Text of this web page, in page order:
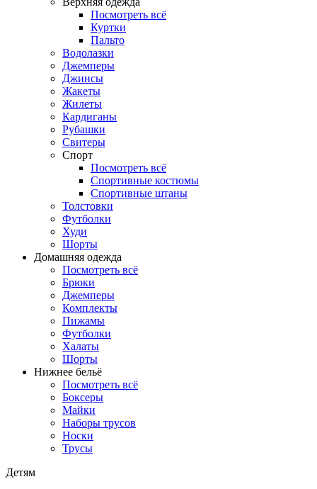
Посмотреть всё
Куртки
Пальто
Водолазки
Джемперы
Джинсы
Жакеты
Жилеты
Кардиганы
Рубашки
Свитеры
Спорт
Посмотреть всё
Спортивные костюмы
Спортивные штаны
Толстовки
Футболки
Худи
Шорты
Домашняя одежда
Посмотреть всё
Брюки
Джемперы
Комплекты
Пижамы
Футболки
Халаты
Шорты
Нижнее бельё
Посмотреть всё
Боксеры
Майки
Наборы трусов
Носки
Трусы
Детям